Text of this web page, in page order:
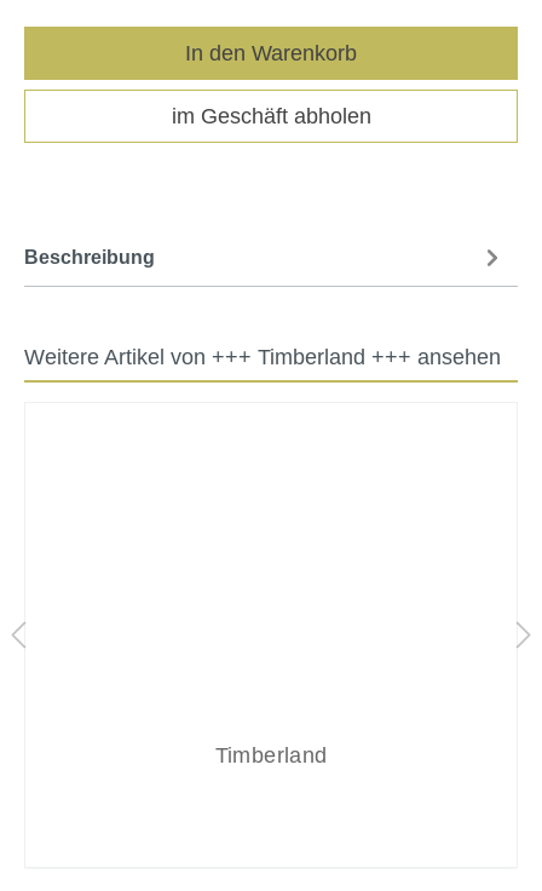
In den Warenkorb
im Geschäft abholen
Weitere Artikel von +++ Timberland +++ ansehen
Timberland
Beschreibung